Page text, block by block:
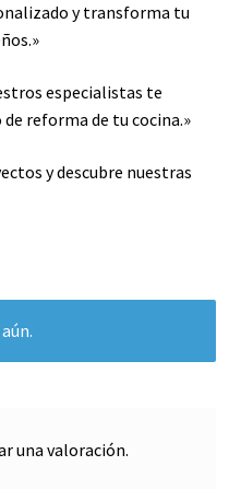
y transforma tu
especialistas te
reforma de tu cocina.»
y descubre nuestras
una valoración.